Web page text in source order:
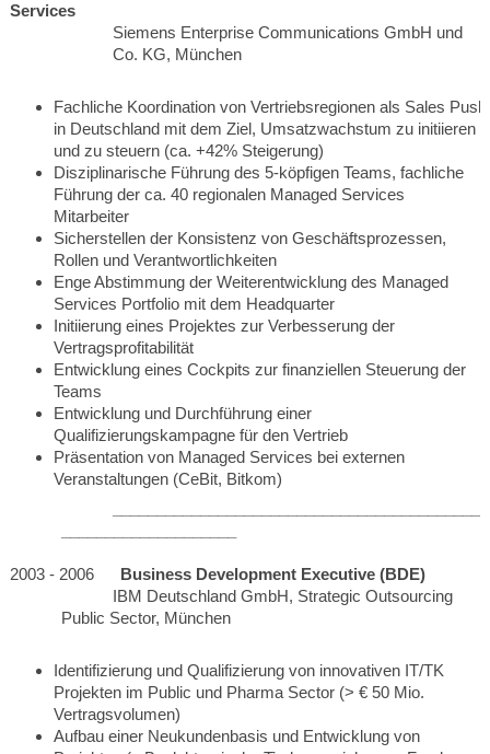
Services
Siemens Enterprise Communications GmbH und
Co. KG, München
Fachliche Koordination von Vertriebsregionen als Sales Push
in Deutschland mit dem Ziel, Umsatzwachstum zu initiieren
und zu steuern (ca. +42% Steigerung)
Disziplinarische Führung des 5-köpfigen Teams, fachliche
Führung der ca. 40 regionalen Managed Services
Mitarbeiter
Sicherstellen der Konsistenz von Geschäftsprozessen,
Rollen und Verantwortlichkeiten
Enge Abstimmung der Weiterentwicklung des Managed
Services Portfolio mit dem Headquarter
Initiierung eines Projektes zur Verbesserung der
Vertragsprofitabilität
Entwicklung eines Cockpits zur finanziellen Steuerung der
Teams
Entwicklung und Durchführung einer
Qualifizierungskampagne für den Vertrieb
Präsentation von Managed Services bei externen
Veranstaltungen (CeBit, Bitkom)
2003 - 2006 Business Development Executive (BDE)
IBM Deutschland GmbH, Strategic Outsourcing
Public Sector, München
Identifizierung und Qualifizierung von innovativen IT/TK
Projekten im Public und Pharma Sector (> € 50 Mio.
Vertragsvolumen)
Aufbau einer Neukundenbasis und Entwicklung von